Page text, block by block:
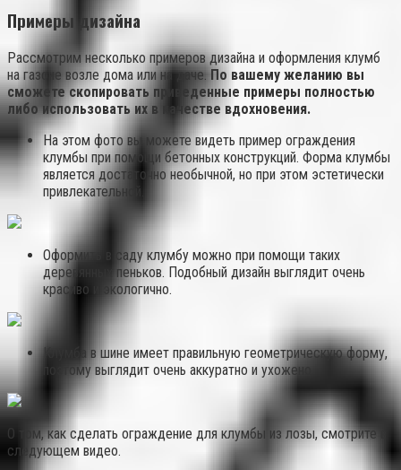
Примеры дизайна
Рассмотрим несколько примеров дизайна и оформления клумб
на газоне возле дома или на даче. По вашему желанию вы
сможете скопировать приведенные примеры полностью
либо использовать их в качестве вдохновения.
На этом фото вы можете видеть пример ограждения
клумбы при помощи бетонных конструкций. Форма клумбы
является достаточно необычной, но при этом эстетически
привлекательной.
Оформить в саду клумбу можно при помощи таких
деревянных пеньков. Подобный дизайн выглядит очень
красиво и экологично.
Клумба в шине имеет правильную геометрическую форму,
поэтому выглядит очень аккуратно и ухожено.
О том, как сделать ограждение для клумбы из лозы, смотрите в
следующем видео.